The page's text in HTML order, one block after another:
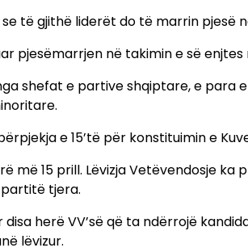
të gjithë liderët do të marrin pjesë
pjesëmarrjen në takimin e së enjtes
shefat e partive shqiptare, e
e 15’të për konstituimin e
më 15 prill. Lëvizja Vetëvendosje
tjera.
disa herë VV’së që ta ndërrojë
lëvizur.